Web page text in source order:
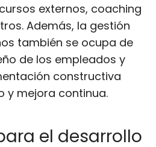
externos, coaching
Además, la gestión
también se ocupa de
de los empleados y
constructiva
y mejora continua.
el desarrollo